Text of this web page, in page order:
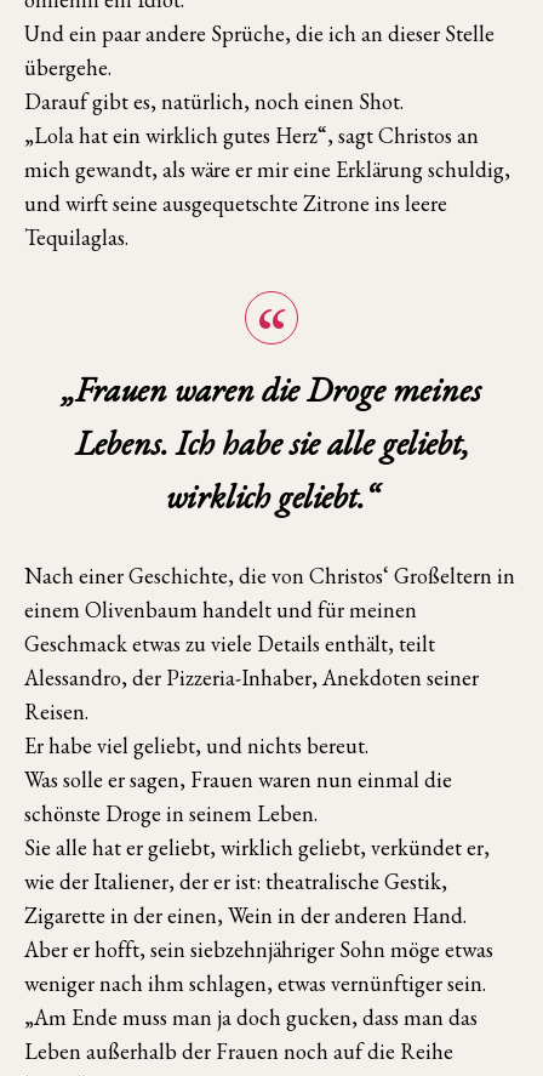
Und ein paar andere Sprüche, die ich an dieser Stelle
übergehe.
Darauf gibt es, natürlich, noch einen Shot.
„Lola hat ein wirklich gutes Herz“, sagt Christos an
mich gewandt, als wäre er mir eine Erklärung schuldig,
und wirft seine ausgequetschte Zitrone ins leere
Tequilaglas.
„Frauen waren die Droge meines
Lebens. Ich habe sie alle geliebt,
wirklich geliebt.“
Nach einer Geschichte, die von Christos‘ Großeltern in
einem Olivenbaum handelt und für meinen
Geschmack etwas zu viele Details enthält, teilt
Alessandro, der Pizzeria-Inhaber, Anekdoten seiner
Reisen.
Er habe viel geliebt, und nichts bereut.
Was solle er sagen, Frauen waren nun einmal die
schönste Droge in seinem Leben.
Sie alle hat er geliebt, wirklich geliebt, verkündet er,
wie der Italiener, der er ist: theatralische Gestik,
Zigarette in der einen, Wein in der anderen Hand.
Aber er hofft, sein siebzehnjähriger Sohn möge etwas
weniger nach ihm schlagen, etwas vernünftiger sein.
„Am Ende muss man ja doch gucken, dass man das
Leben außerhalb der Frauen noch auf die Reihe